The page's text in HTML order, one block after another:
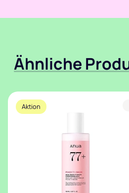
Ähnliche
Aktion